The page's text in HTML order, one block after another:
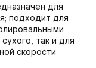
для
подходит для
так и для
скорости